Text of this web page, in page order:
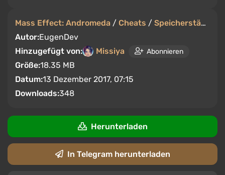
Mass Effect: Andromeda / Cheats / Speicherstände
Autor:EugenDev
Hinzugefügt von:
Missiya Abonnieren
Größe:18.35 MB
Datum:13 Dezember 2017, 07:15
Downloads:348
Herunterladen
In Telegram herunterladen